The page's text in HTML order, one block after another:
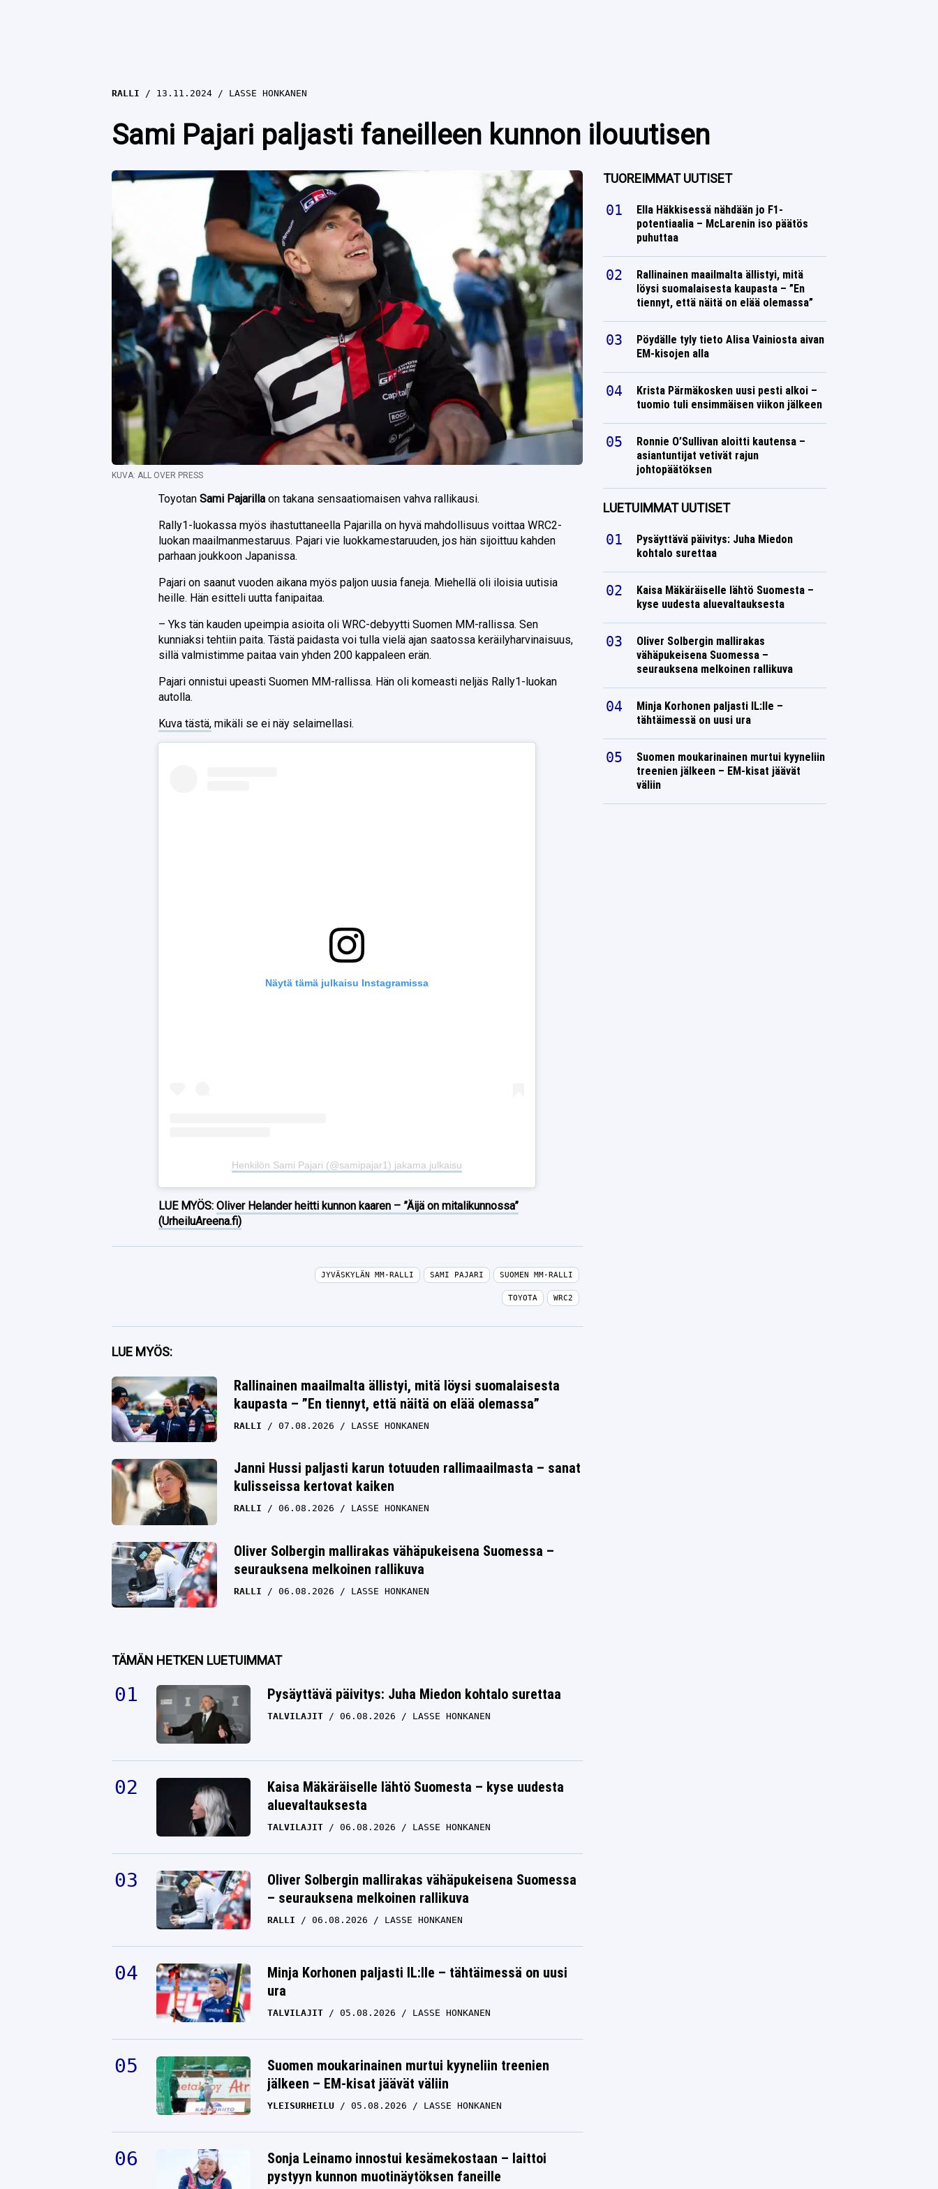
RALLI 13.11.2024 LASSE HONKANEN
Sami Pajari paljasti faneilleen kunnon ilouutisen
KUVA: ALL OVER PRESS
ToyotanSami Pajarilla on takana sensaatiomaisen vahva rallikausi.
Rally1-luokassa myös ihastuttaneella Pajarilla on hyvä mahdollisuus voittaa WRC2-
luokan maailmanmestaruus. Pajari vie luokkamestaruuden, jos hän sijoittuu kahden
parhaan joukkoon Japanissa.
Pajari on saanut vuoden aikana myös paljon uusia faneja. Miehellä oli iloisia uutisia
heille. Hän esitteli uutta fanipaitaa.
– Yks tän kauden upeimpia asioita oli WRC-debyytti Suomen MM-rallissa. Sen
kunniaksi tehtiin paita. Tästä paidasta voi tulla vielä ajan saatossa keräilyharvinaisuus,
sillä valmistimme paitaa vain yhden 200 kappaleen erän.
Pajari onnistui upeasti Suomen MM-rallissa. Hän oli komeasti neljäs Rally1-luokan
autolla.
Kuva tästä, mikäli se ei näy selaimellasi.
Näytä tämä julkaisu Instagramissa
Henkilön Sami Pajari (@samipajar1) jakama julkaisu
LUE MYÖS:Oliver Helander heitti kunnon kaaren – ”Äijä on mitalikunnossa”
(UrheiluAreena.fi)
Whatsapp
JYVÄSKYLÄN MM-RALLI SAMI PAJARI SUOMEN MM-RALLI
TOYOTA WRC2
LUE MYÖS:
Rallinainen maailmalta ällistyi, mitä löysi suomalaisesta
kaupasta – ”En tiennyt, että näitä on elää olemassa”
RALLI 07.08.2026 LASSE HONKANEN
Janni Hussi paljasti karun totuuden rallimaailmasta – sanat
kulisseissa kertovat kaiken
RALLI 06.08.2026 LASSE HONKANEN
Oliver Solbergin mallirakas vähäpukeisena Suomessa –
seurauksena melkoinen rallikuva
RALLI 06.08.2026 LASSE HONKANEN
TÄMÄN HETKEN LUETUIMMAT
Pysäyttävä päivitys: Juha Miedon kohtalo surettaa
TALVILAJIT 06.08.2026 LASSE HONKANEN
Kaisa Mäkäräiselle lähtö Suomesta – kyse uudesta
aluevaltauksesta
TALVILAJIT 06.08.2026 LASSE HONKANEN
Oliver Solbergin mallirakas vähäpukeisena Suomessa
– seurauksena melkoinen rallikuva
RALLI 06.08.2026 LASSE HONKANEN
Minja Korhonen paljasti IL:lle – tähtäimessä on uusi
ura
TALVILAJIT 05.08.2026 LASSE HONKANEN
Suomen moukarinainen murtui kyyneliin treenien
jälkeen – EM-kisat jäävät väliin
YLEISURHEILU 05.08.2026 LASSE HONKANEN
Sonja Leinamo innostui kesämekostaan – laittoi
pystyyn kunnon muotinäytöksen faneille
TUOREIMMAT UUTISET
Ella Häkkisessä nähdään jo F1-
potentiaalia – McLarenin iso päätös
puhuttaa
Rallinainen maailmalta ällistyi, mitä
löysi suomalaisesta kaupasta – ”En
tiennyt, että näitä on elää olemassa”
Pöydälle tyly tieto Alisa Vainiosta aivan
EM-kisojen alla
Krista Pärmäkosken uusi pesti alkoi –
tuomio tuli ensimmäisen viikon jälkeen
Ronnie O’Sullivan aloitti kautensa –
asiantuntijat vetivät rajun
johtopäätöksen
LUETUIMMAT UUTISET
Pysäyttävä päivitys: Juha Miedon
kohtalo surettaa
Kaisa Mäkäräiselle lähtö Suomesta –
kyse uudesta aluevaltauksesta
Oliver Solbergin mallirakas
vähäpukeisena Suomessa –
seurauksena melkoinen rallikuva
Minja Korhonen paljasti IL:lle –
tähtäimessä on uusi ura
Suomen moukarinainen murtui kyyneliin
treenien jälkeen – EM-kisat jäävät
väliin